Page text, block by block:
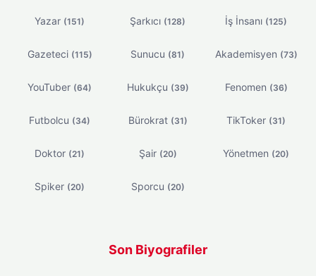
Yazar (151) Şarkıcı (128) İş İnsanı (125)
Gazeteci (115) Sunucu (81) Akademisyen (73)
YouTuber (64) Hukukçu (39) Fenomen (36)
Futbolcu (34) Bürokrat (31) TikToker (31)
Doktor (21) Şair (20) Yönetmen (20)
Spiker (20) Sporcu (20)
Son Biyografiler